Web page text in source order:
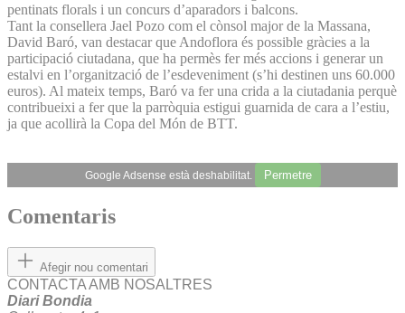
pentinats florals i un concurs d’aparadors i balcons.
Tant la consellera Jael Pozo com el cònsol major de la Massana,
David Baró, van destacar que Andoflora és possible gràcies a la
participació ciutadana, que ha permès fer més accions i generar un
estalvi en l’organització de l’esdeveniment (s’hi destinen uns 60.000
euros). Al mateix temps, Baró va fer una crida a la ciutadania perquè
contribueixi a fer que la parròquia estigui guarnida de cara a l’estiu,
ja que acollirà la Copa del Món de BTT.
Google Adsense està deshabilitat. Permetre
Comentaris
Afegir nou comentari
CONTACTA AMB NOSALTRES
Diari Bondia